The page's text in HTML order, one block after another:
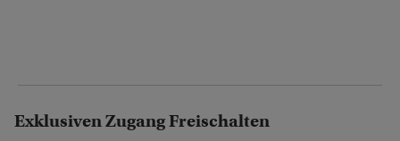
Exklusiven Zugang Freischalten